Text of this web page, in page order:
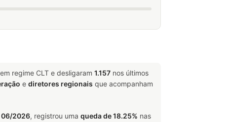
regime CLT e desligaram 1.157 nos últimos
e diretores regionais que acompanham
06/2026, registrou uma queda de 18.25% nas